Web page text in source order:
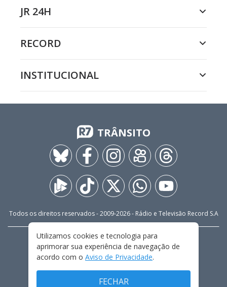
JR 24H
RECORD
INSTITUCIONAL
TRÂNSITO
Todos os direitos reservados - 2009-2026- Rádio e Televisão Record S.A
FALE CONOSCO
PRIVACIDADE
TERMOS E CONDIÇÕES DE USO
Utilizamos cookies e tecnologia para
aprimorar sua experiência de navegação de
acordo com o Aviso de Privacidade.
FECHAR